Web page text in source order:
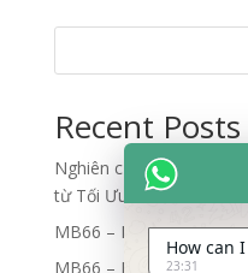
Recent Posts
Nghiên cứu quy trình
từ Tối Ưu Luồng Dữ Liệu
MB66 – Nhà Cái MB66
MB66 – Nhà Cái MB66
How can
23:31